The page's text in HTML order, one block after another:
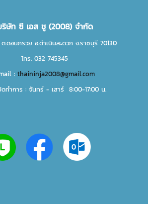
ริษัท ซี เอส ชู (2008) จำกัด
.ดอนกรวย อ.ดำเนินสะดวก จ.ราชบุรี 70130
โทร. 032 745345
: thaininja2008@gmail.com
ดทำการ : จันทร์ - เสาร์ 8:00-17:00 น.